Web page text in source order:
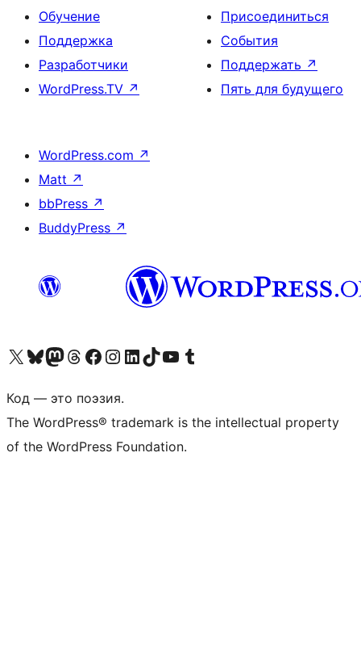
Обучение
Поддержка
Разработчики
WordPress.TV ↗
Присоединиться
События
Поддержать ↗
Пять для будущего
WordPress.com ↗
Matt ↗
bbPress ↗
BuddyPress ↗
Посетите нас в X (ранее Twitter)
Посетите нашу учётную запись в Bluesky
Посетите нашу ленту в Mastodon
Посетите нашу учётную запись в Threads
Посетите нашу страницу на Facebook
Посетите наш Instagram
Посетите нашу страницу в LinkedIn
Посетите нашу учётную запись в TikTok
Посетите наш канал YouTube
Посетите нашу учётную запись в Tumblr
Код — это поэзия.
The WordPress® trademark is the intellectual property
of the WordPress Foundation.